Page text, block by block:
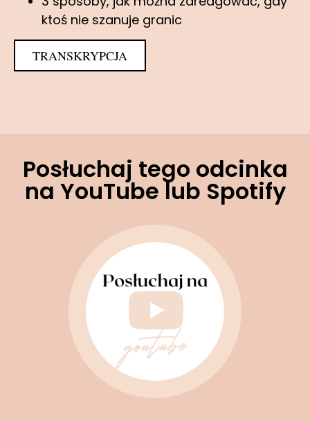
ktoś nie szanuje granic
TRANSKRYPCJA
Posłuchaj tego odcinka
na YouTube lub Spotify